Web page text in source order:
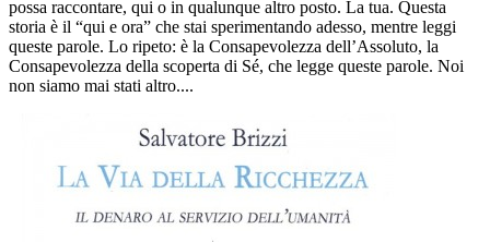
possa raccontare, qui o in qualunque altro posto. La tua. Questa
storia è il “qui e ora” che stai sperimentando adesso, mentre leggi
queste parole. Lo ripeto: è la Consapevolezza dell’Assoluto, la
Consapevolezza della scoperta di Sé, che legge queste parole. Noi
non siamo mai stati altro....